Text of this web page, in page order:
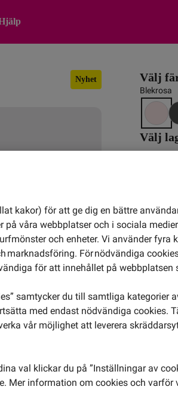
Nyhet Välj
Blekrosa
Välj
Välj
5G samt
200
100
299
229
kakor) för att ge dig en bättre
på våra webbplatser och i sociala
och enheter. Vi använder fyra
marknadsföring. För nödvändiga
för att innehållet på webbplatsen
samtycker du till samtliga kategorier
med endast nödvändiga cookies.
vår möjlighet att leverera
val klickar du på ”Inställningar av
Mer information om cookies och varför